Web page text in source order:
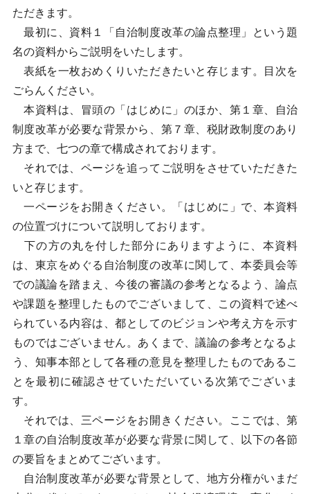
ただきます。
最初に、資料１「自治制度改革の論点整理」という題
名の資料からご説明をいたします。
表紙を一枚おめくりいただきたいと存じます。目次を
ごらんください。
本資料は、冒頭の「はじめに」のほか、第１章、自治
制度改革が必要な背景から、第７章、税財政制度のあり
方まで、七つの章で構成されております。
それでは、ページを追ってご説明をさせていただきた
いと存じます。
一ページをお開きください。「はじめに」で、本資料
の位置づけについて説明しております。
下の方の丸を付した部分にありますように、本資料
は、東京をめぐる自治制度の改革に関して、本委員会等
での議論を踏まえ、今後の審議の参考となるよう、論点
や課題を整理したものでございまして、この資料で述べ
られている内容は、都としてのビジョンや考え方を示す
ものではございません。あくまで、議論の参考となるよ
う、知事本部として各種の意見を整理したものであるこ
とを最初に確認させていただいている次第でございま
す。
それでは、三ページをお開きください。ここでは、第
１章の自治制度改革が必要な背景に関して、以下の各節
の要旨をまとめてございます。
自治制度改革が必要な背景として、地方分権がいまだ